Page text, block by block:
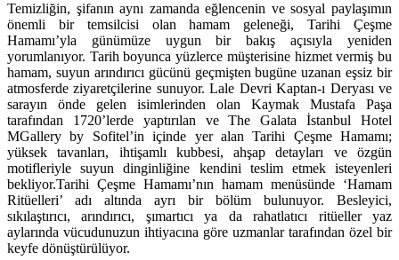
Temizliğin, şifanın aynı zamanda eğlencenin ve sosyal paylaşımın
önemli bir temsilcisi olan hamam geleneği, Tarihi Çeşme
Hamamı’yla günümüze uygun bir bakış açısıyla yeniden
yorumlanıyor. Tarih boyunca yüzlerce müşterisine hizmet vermiş bu
hamam, suyun arındırıcı gücünü geçmişten bugüne uzanan eşsiz bir
atmosferde ziyaretçilerine sunuyor. Lale Devri Kaptan-ı Deryası ve
sarayın önde gelen isimlerinden olan Kaymak Mustafa Paşa
tarafından 1720’lerde yaptırılan ve The Galata İstanbul Hotel
MGallery by Sofitel’in içinde yer alan Tarihi Çeşme Hamamı;
yüksek tavanları, ihtişamlı kubbesi, ahşap detayları ve özgün
motifleriyle suyun dinginliğine kendini teslim etmek isteyenleri
bekliyor.Tarihi Çeşme Hamamı’nın hamam menüsünde ‘Hamam
Ritüelleri’ adı altında ayrı bir bölüm bulunuyor. Besleyici,
sıkılaştırıcı, arındırıcı, şımartıcı ya da rahatlatıcı ritüeller yaz
aylarında vücudunuzun ihtiyacına göre uzmanlar tarafından özel bir
keyfe dönüştürülüyor.